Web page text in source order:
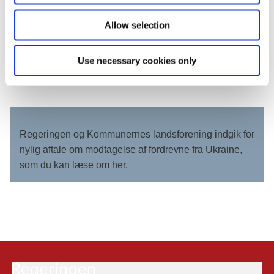
Allow selection
Use necessary cookies only
arbejdsgiver.”
muligt at søge om opholdstilladelse efter særloven. Se
mere info og ansøgningsskemaer på
nyidanmark.dk/Ukraine.
Regeringen og Kommunernes landsforening indgik for
nylig aftale om modtagelse af fordrevne fra Ukraine,
som du kan læse om her.